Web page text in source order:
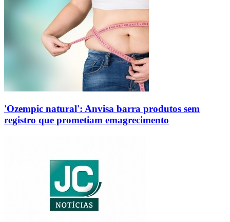
'Ozempic natural': Anvisa barra produtos sem
registro que prometiam emagrecimento